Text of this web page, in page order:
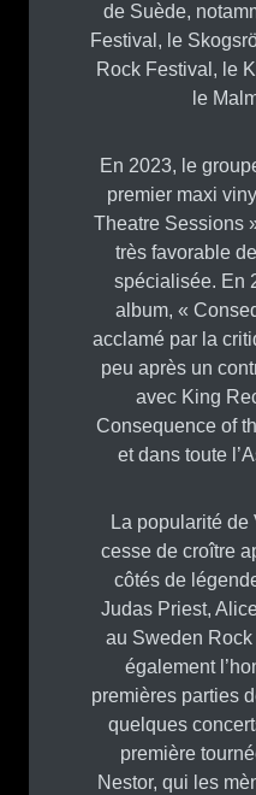
de Suède,
Festival, le
Rock Festival, le
le
En 2023, le
premier maxi
Theatre Sessions
très favorable
spécialisée. En
album, «
acclamé par la
peu après un
avec King
Consequence of
et dans toute
La popularité de
cesse de croître
côtés de
Judas Priest,
au Sweden
également
premières parties
quelques
première
Nestor, qui les